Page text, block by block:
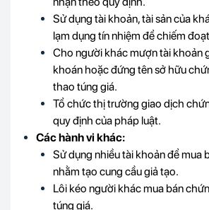
Sử dụng tài khoản, tài sản của
lạm dụng tín nhiệm để chiếm
Cho người khác mượn tài khoản
khoán hoặc đứng tên sở hữu
thao túng giá.
Tổ chức thị trường giao dịch
quy định của pháp luật.
Các hành vi khác:
Sử dụng nhiều tài khoản để mua
nhằm tạo cung cầu giả tạo.
Lôi kéo người khác mua bán
túng giá.